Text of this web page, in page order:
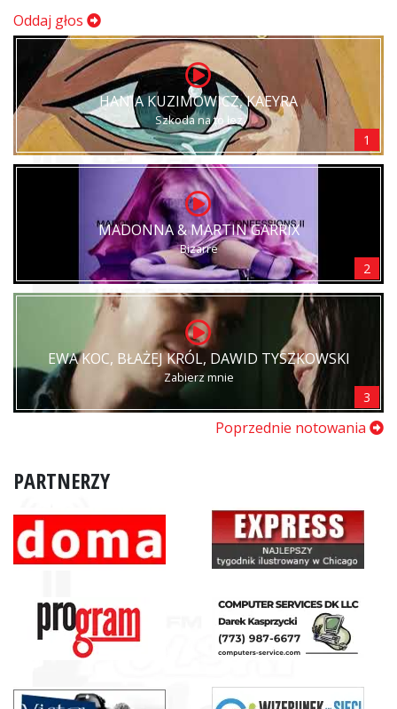
Oddaj głos
HANIA KUZIMOWICZ, KAEYRA
Szkoda na to łez
1
MADONNA & MARTIN GARRIX
Bizarre
2
EWA KOC, BŁAŻEJ KRÓL, DAWID TYSZKOWSKI
Zabierz mnie
3
Poprzednie notowania
PARTNERZY